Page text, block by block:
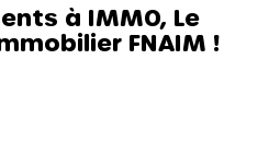
à IMMO, Le
FNAIM !